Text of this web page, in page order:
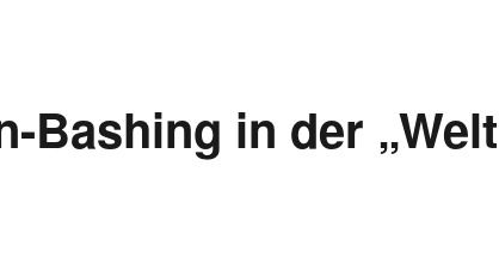
Bashing in der